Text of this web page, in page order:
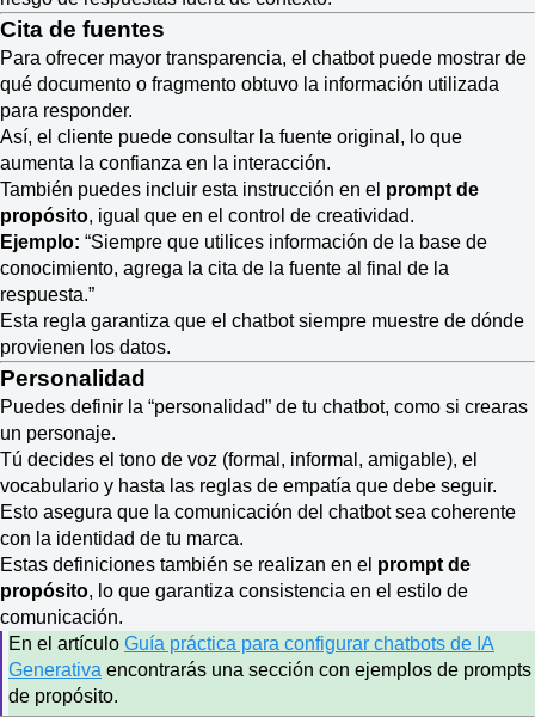
Cita de fuentes
Para ofrecer mayor transparencia, el chatbot puede mostrar de
qué documento o fragmento obtuvo la información utilizada
para responder.
Así, el cliente puede consultar la fuente original, lo que
aumenta la confianza en la interacción.
También puedes incluir esta instrucción en el prompt de
propósito, igual que en el control de creatividad.
Ejemplo: “Siempre que utilices información de la base de
conocimiento, agrega la cita de la fuente al final de la
respuesta.”
Esta regla garantiza que el chatbot siempre muestre de dónde
provienen los datos.
Personalidad
Puedes definir la “personalidad” de tu chatbot, como si crearas
un personaje.
Tú decides el tono de voz (formal, informal, amigable), el
vocabulario y hasta las reglas de empatía que debe seguir.
Esto asegura que la comunicación del chatbot sea coherente
con la identidad de tu marca.
Estas definiciones también se realizan en el prompt de
propósito, lo que garantiza consistencia en el estilo de
comunicación.
En el artículo Guía práctica para configurar chatbots de IA
Generativa encontrarás una sección con ejemplos de prompts
de propósito.